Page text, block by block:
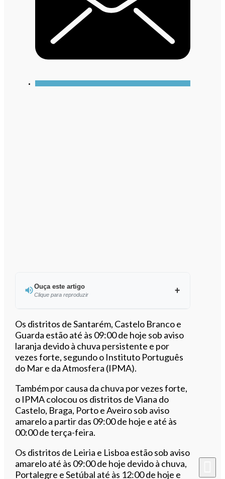
Ouça este artigo
Clique para reproduzir
Ouvir este artigo
Os distritos de Santarém, Castelo Branco e
Guarda estão até às 09:00 de hoje sob aviso
laranja devido à chuva persistente e por
vezes forte, segundo o Instituto Português
do Mar e da Atmosfera (IPMA).
Também por causa da chuva por vezes forte,
o IPMA colocou os distritos de Viana do
Castelo, Braga, Porto e Aveiro sob aviso
amarelo a partir das 09:00 de hoje e até às
00:00 de terça-feira.
Os distritos de Leiria e Lisboa estão sob aviso
amarelo até às 09:00 de hoje devido à chuva,
Portalegre e Setúbal até às 12:00 de hoje e